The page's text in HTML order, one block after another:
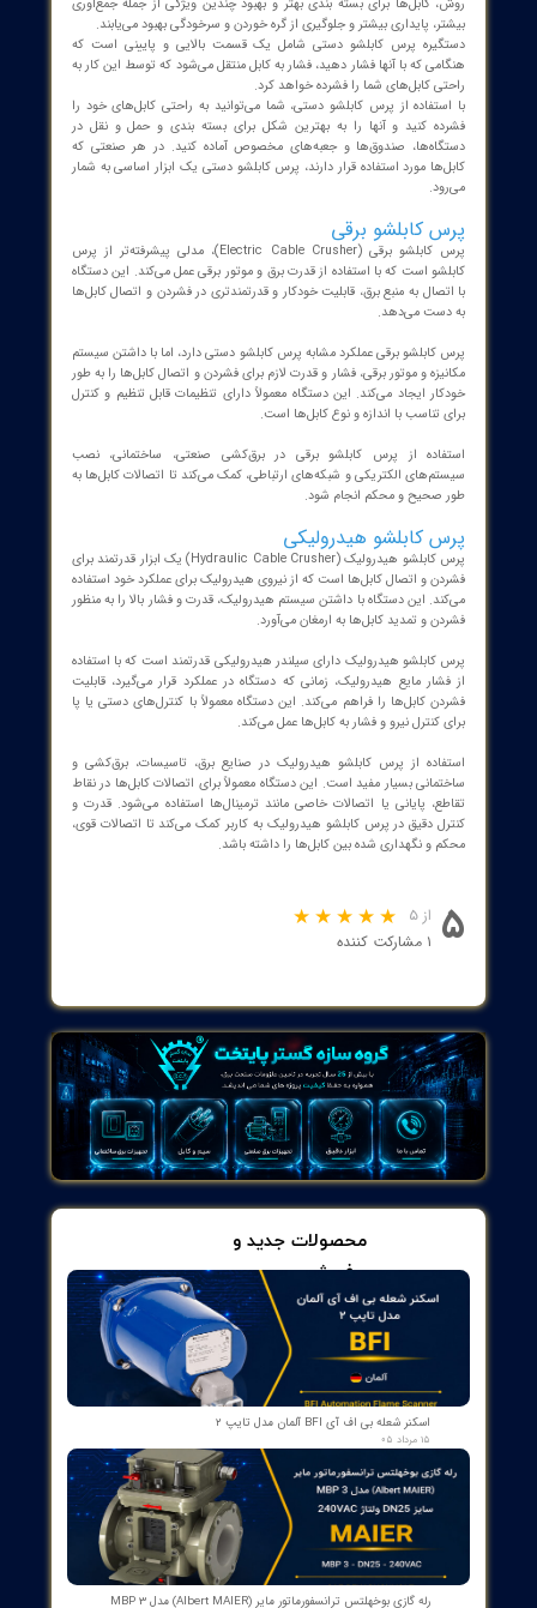
پرس کابلشو
پرس کابلشو میتوان به موارد زیر اشاره کرد :
کابلشو دستی
استفاده از پرس کابلشو دستی در ابتدا باید کابل مورد نظر را در داخل
داده و موقعیت دلخواه آن را تنظیم کنید، سپس دستگیره را برای
دادن به پایین فشار دهید تا کابل فشرده شود و شما می‌توانید آن را به
پایینی خارج کنید. این کار در هنگام چسباندن، داربستی کردن و بسته
کابل‌های قدرت و کابل‌های شبکه مورد استفاده قرار می‌گیرد. همچنین
قبل از استفاده، دستگیره و سطح اصلی پرس را تمیز کرده و خشک کنید.
دستی یک ابزار بسیار کارآمد است که به منظور فشرده کردن
قدرت، شبکه‌ای، صوتی و تصویری و غیره استفاده می‌شود. با این
کابل‌ها برای بسته بندی بهتر و بهبود چندین ویژگی از جمله جمع‌آوری
پایداری بیشتر و جلوگیری از گره خوردن و سرخودگی بهبود می‌یابند.
پرس کابلشو دستی شامل یک قسمت بالایی و پایینی است که
که با آنها فشار دهید، فشار به کابل منتقل می‌شود که توسط این کار به
کابل‌های شما را فشرده خواهد کرد.
از پرس کابلشو دستی، شما می‌توانید به راحتی کابل‌های خود را
کنید و آنها را به بهترین شکل برای بسته بندی و حمل و نقل در
مورد استفاده قرار دارند، پرس کابلشو دستی یک ابزار اساسی به شمار
کابلشو برقی
به منبع برق، قابلیت خودکار و قدرتمندتری در فشردن و اتصال کابل‌ها
برقی عملکرد مشابه پرس کابلشو دستی دارد، اما با داشتن سیستم
و موتور برقی، فشار و قدرت لازم برای فشردن و اتصال کابل‌ها را به طور
ایجاد می‌کند. این دستگاه معمولاً دارای تنظیمات قابل تنظیم و کنترل
تناسب با اندازه و نوع کابل‌ها است.
از پرس کابلشو برقی در برق‌کشی صنعتی، ساختمانی، نصب
الکتریکی و شبکه‌های ارتباطی، کمک می‌کند تا اتصالات کابل‌ها به
و محکم انجام شود.
کابلشو هیدرولیکی
و اتصال کابل‌ها است که از نیروی هیدرولیک برای عملکرد خود استفاده
این دستگاه با داشتن سیستم هیدرولیک، قدرت و فشار بالا را به منظور
و تمدید کابل‌ها به ارمغان می‌آورد.
هیدرولیک دارای سیلندر هیدرولیکی قدرتمند است که با استفاده
مایع هیدرولیک، زمانی که دستگاه در عملکرد قرار می‌گیرد، قابلیت
کابل‌ها را فراهم می‌کند. این دستگاه معمولاً با کنترل‌های دستی یا پا
کنترل نیرو و فشار به کابل‌ها عمل می‌کند.
از پرس کابلشو هیدرولیک در صنایع برق، تاسیسات، برق‌کشی و
بسیار مفید است. این دستگاه معمولاً برای اتصالات کابل‌ها در نقاط
پایانی یا اتصالات خاصی مانند ترمینال‌ها استفاده می‌شود. قدرت و
دقیق در پرس کابلشو هیدرولیک به کاربر کمک می‌کند تا اتصالات قوی،
و نگهداری شده بین کابل‌ها را داشته باشد.